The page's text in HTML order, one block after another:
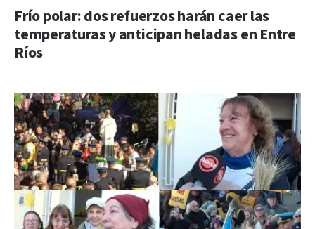
Frío polar: dos refuerzos harán caer las
temperaturas y anticipan heladas en Entre
Ríos